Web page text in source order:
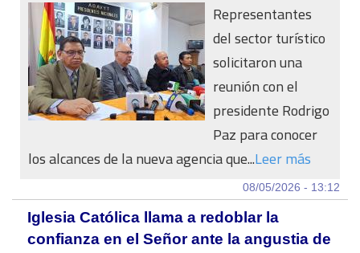
Representantes
del sector turístico
solicitaron una
reunión con el
presidente Rodrigo
Paz para conocer
los alcances de la nueva agencia que...Leer más
08/05/2026 - 13:12
Iglesia Católica llama a redoblar la
confianza en el Señor ante la angustia de